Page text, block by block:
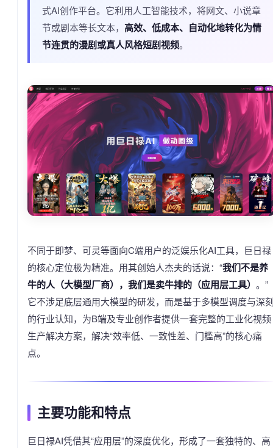
式AI创作平台。它利用人工智能技术，将网文、小说章
节或剧本等长文本， 高效、低成本、自动化地转化为情
节连贯的漫剧或真人风格短剧视频。
不同于即梦、可灵等面向C端用户的泛娱乐化AI工具，巨日禄
的核心定位极为精准。用其创始人杰夫的话说：“我们不是养
牛的人（大模型厂商），我们是卖牛排的（应用层工具） 。”
它不涉足底层通用大模型的研发，而是基于多模型调度与深
的行业认知，为B端及专业创作者提供一套完整的工业化视频
生产解决方案，解决“效率低、一致性差、门槛高”的核心痛
点。
主要功能和特点
巨日禄AI凭借其“应用层”的深度优化，形成了一套独特的、高